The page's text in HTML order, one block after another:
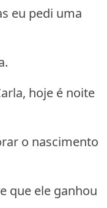
eu pedi uma
hoje é noite
o nascimento
que ele ganhou